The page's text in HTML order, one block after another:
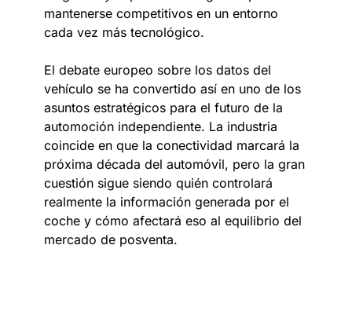
mantenerse competitivos en un entorno
cada vez más tecnológico.
El debate europeo sobre los datos del
vehículo se ha convertido así en uno de los
asuntos estratégicos para el futuro de la
automoción independiente. La industria
coincide en que la conectividad marcará la
próxima década del automóvil, pero la gran
cuestión sigue siendo quién controlará
realmente la información generada por el
coche y cómo afectará eso al equilibrio del
mercado de posventa.